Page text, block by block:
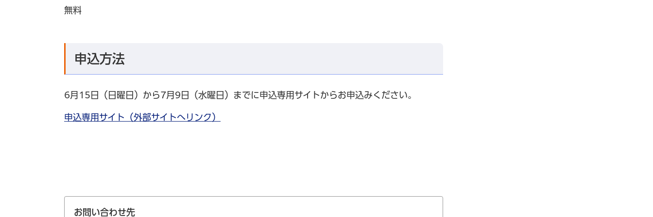
無料
申込方法
6月15日（日曜日）から7月9日（水曜日）までに申込専用サイトからお申込みください。
申込専用サイト（外部サイトへリンク）
お問い合わせ先